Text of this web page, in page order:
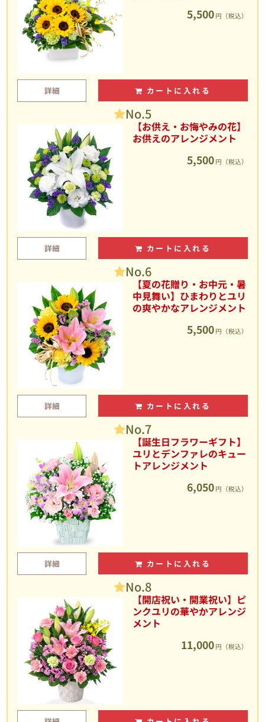
5,500 円（税込）
詳細 カートに入れる
No.5
【お供え・お悔やみの花】
お供えのアレンジメント
5,500 円（税込）
詳細 カートに入れる
No.6
【夏の花贈り・お中元・暑
中見舞い】ひまわりとユリ
の爽やかなアレンジメント
5,500 円（税込）
詳細 カートに入れる
No.7
【誕生日フラワーギフト】
ユリとデンファレのキュー
トアレンジメント
6,050 円（税込）
詳細 カートに入れる
No.8
【開店祝い・開業祝い】ピ
ンクユリの華やかアレンジ
メント
11,000 円（税込）